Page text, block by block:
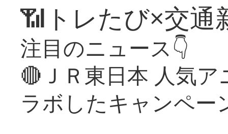
📶トレたび×交通
注目のニュース👇
🔴ＪＲ東日本 人気
ラボしたキャンペー